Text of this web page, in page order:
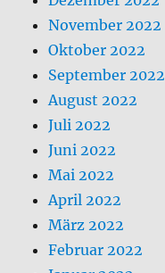
November 2022
Oktober 2022
September 2022
August 2022
Juli 2022
Juni 2022
Mai 2022
April 2022
März 2022
Februar 2022